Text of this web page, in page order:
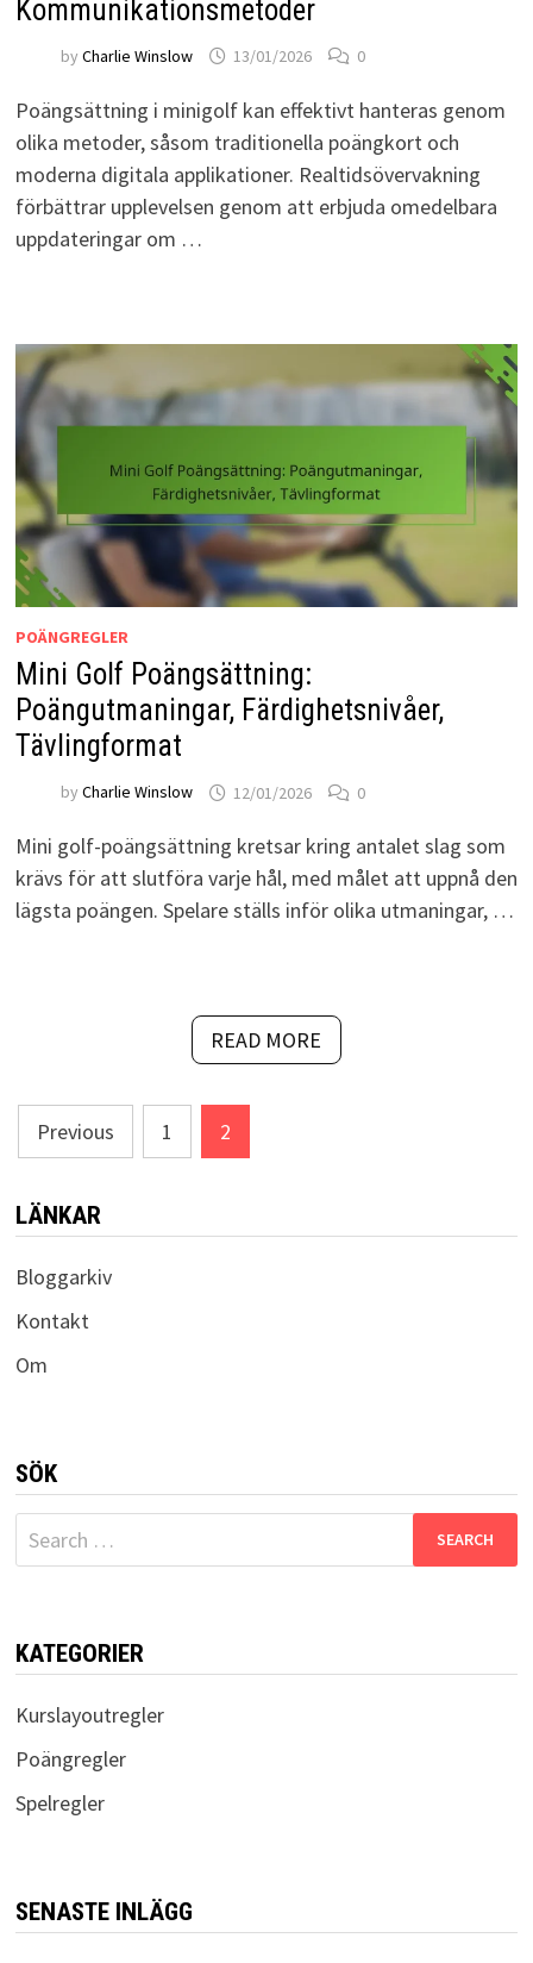
Kommunikationsmetoder
by Charlie Winslow 13/01/2026 0
Poängsättning i minigolf kan effektivt hanteras genom
olika metoder, såsom traditionella poängkort och
moderna digitala applikationer. Realtidsövervakning
förbättrar upplevelsen genom att erbjuda omedelbara
uppdateringar om …
POÄNGREGLER
Mini Golf Poängsättning:
Poängutmaningar, Färdighetsnivåer,
Tävlingformat
by Charlie Winslow 12/01/2026 0
Mini golf-poängsättning kretsar kring antalet slag som
krävs för att slutföra varje hål, med målet att uppnå den
lägsta poängen. Spelare ställs inför olika utmaningar, …
READ MORE
Posts
pagination
Previous 1 2
LÄNKAR
Bloggarkiv
Kontakt
Om
SÖK
Search
for:
KATEGORIER
Kurslayoutregler
Poängregler
Spelregler
SENASTE INLÄGG